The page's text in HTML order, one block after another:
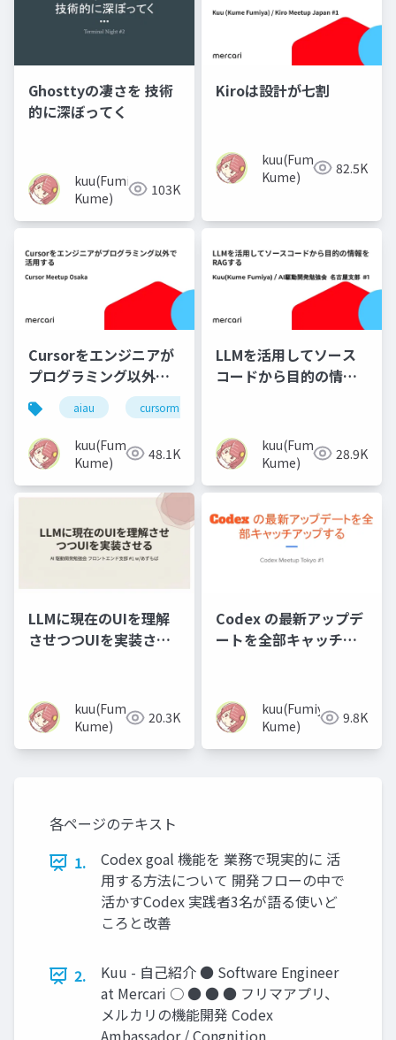
Ghosttyの凄さを 技術
的に深ぼってく
kuu(Fumiya
Kume)
103K
Kiroは設計が七割
kuu(Fumiya
Kume)
82.5K
Cursorをエンジニアが
プログラミング以外で
活用するaiau cursormeetup
kuu(Fumiya
Kume)
48.1K
LLMを活用してソース
コードから目的の情報
kuu(Fumiya
Kume)
28.9K
LLMに現在のUIを理解
させつつUIを実装させ
kuu(Fumiya
Kume)
20.3K
Codex の最新アップデ
ートを全部キャッチア
kuu(Fumiya
Kume)
9.8K
各ページのテキスト
1.
Codex goal 機能を 業務で現実的に 活
用する方法について 開発フローの中で
活かすCodex 実践者3名が語る使いど
ころと改善
2.
Kuu - 自己紹介 ● Software Engineer
at Mercari ○ ● ● ● フリマアプリ、
メルカリの機能開発 Codex